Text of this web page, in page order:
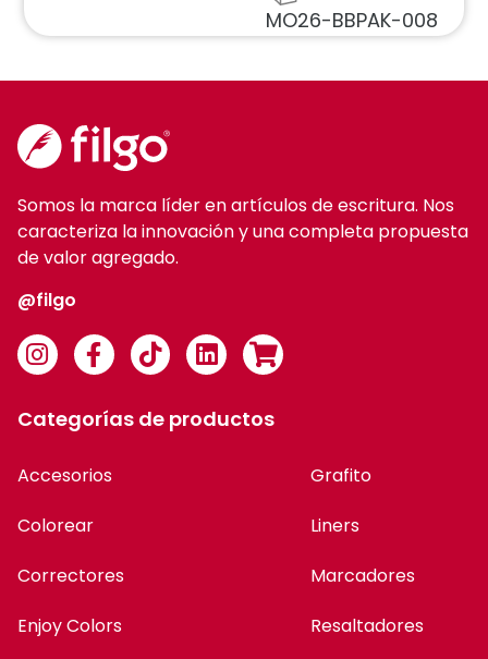
MO26-BBPAK-008
Somos la marca líder en artículos de escritura. Nos
caracteriza la innovación y una completa propuesta
de valor agregado.
@filgo
Categorías de productos
Accesorios
Colorear
Correctores
Enjoy Colors
Grafito
Liners
Marcadores
Resaltadores